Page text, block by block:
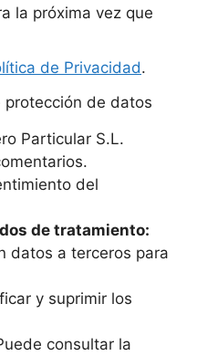
la próxima vez que
de Privacidad.
protección de datos
Particular S.L.
del
de tratamiento:
datos a terceros para
y suprimir los
consultar la